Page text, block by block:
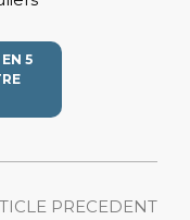
5
PRECEDENT